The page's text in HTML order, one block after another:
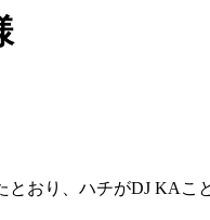
おり、ハチがDJ KAこ